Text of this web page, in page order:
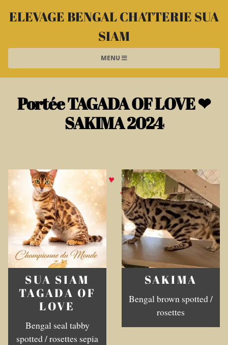
ELEVAGE BENGAL CHATTERIE SUA
SIAM
MENU
Portée TAGADA OF LOVE ❤
SAKIMA 2024
♥
♥
♥
♥
♥
♥
♥
SUA SIAM
TAGADA OF
LOVE
Bengal seal tabby
spotted / rosettes sepia
SAKIMA
Bengal brown spotted /
rosettes